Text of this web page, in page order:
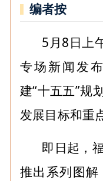
编者按
5月8日上
专场新闻发
建“十五五”规
发展目标和重
即日起，
推出系列图